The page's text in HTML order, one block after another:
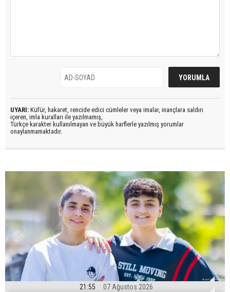
UYARI: Küfür, hakaret, rencide edici cümleler veya imalar, inançlara saldırı
içeren, imla kuralları ile yazılmamış,
Türkçe karakter kullanılmayan ve büyük harflerle yazılmış yorumlar
onaylanmamaktadır.
21:55 07 Ağustos 2026